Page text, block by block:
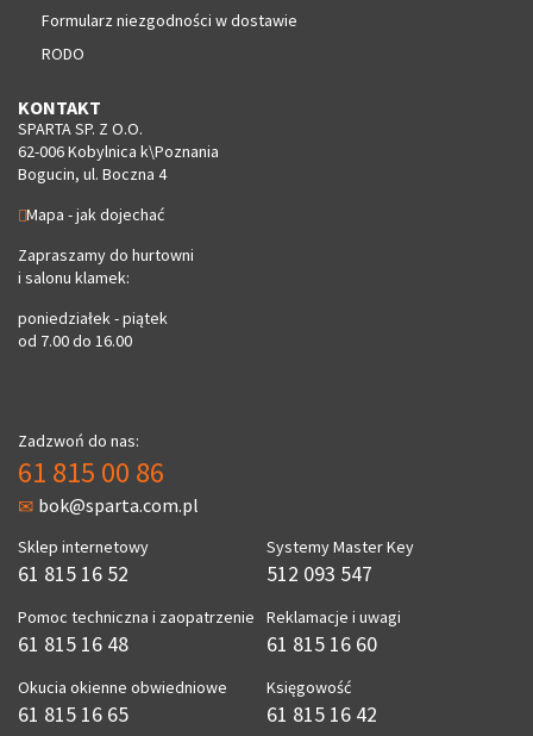
Formularz niezgodności w dostawie
RODO
KONTAKT
SPARTA SP. Z O.O.
62-006 Kobylnica k\Poznania
Bogucin, ul. Boczna 4
Mapa - jak dojechać
Zapraszamy do hurtowni
i salonu klamek:
poniedziałek - piątek
od 7.00 do 16.00
Zadzwoń do nas:
61 815 00 86
bok@sparta.com.pl
Sklep internetowy
61 815 16 52
Pomoc techniczna i zaopatrzenie
61 815 16 48
Okucia okienne obwiedniowe
61 815 16 65
Systemy Master Key
512 093 547
Reklamacje i uwagi
61 815 16 60
Księgowość
61 815 16 42